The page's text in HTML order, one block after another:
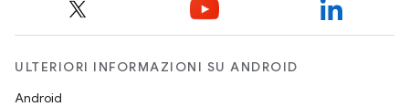
ULTERIORI INFORMAZIONI SU ANDROID
Android